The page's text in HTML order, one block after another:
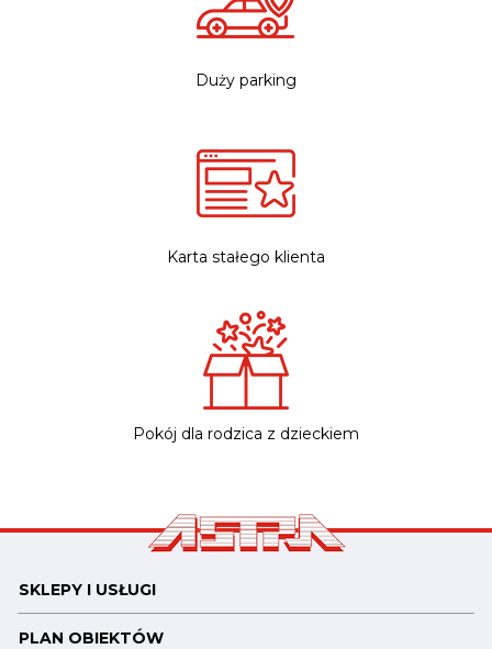
Duży parking
Karta stałego klienta
Pokój dla rodzica z dzieckiem
SKLEPY I USŁUGI
PLAN OBIEKTÓW